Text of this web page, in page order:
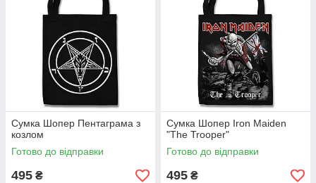
Сумка Шопер Пентаграма з
козлом
Готово до відправки
495 ₴
Сумка Шопер Iron Maiden
"The Trooper"
Готово до відправки
495 ₴